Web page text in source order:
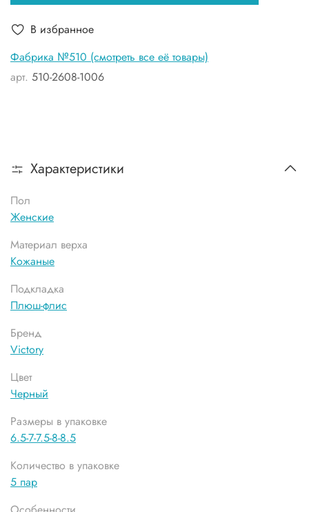
Фабрика №510 (смотреть все её товары)
арт. 510-2608-1006
В избранное
Характеристики
Пол
Женские
Материал верха
Кожаные
Подкладка
Плюш-флис
Бренд
Victory
Цвет
Черный
Размеры в упаковке
6.5-7-7.5-8-8.5
Количество в упаковке
5 пар